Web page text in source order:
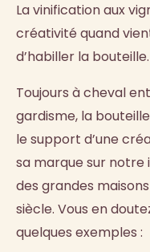
La vinification aux
créativité quand
d’habiller la bouteille.
Toujours à cheval
gardisme, la
le support d’une
sa marque sur notre
des grandes
siècle. Vous en
quelques exemples :